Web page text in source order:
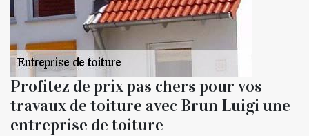
Profitez de prix pas chers pour vos
travaux de toiture avec Brun Luigi une
entreprise de toiture